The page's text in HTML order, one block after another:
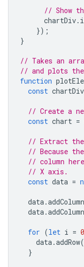
// Show
chartDiv.
});
}
// Takes an
// and plots
function
const chartDiv
// Create a
const chart =
// Extract
// Because
// column
// X axis.
const data =
data.addColumn
data.addColumn
for (let i = 0
data.addRow
}